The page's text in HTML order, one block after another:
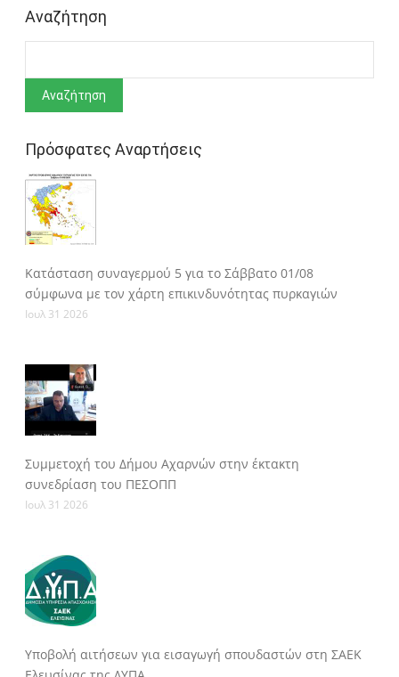
Αναζήτηση
Πρόσφατες Αναρτήσεις
Κατάσταση συναγερμού 5 για το Σάββατο 01/08
σύμφωνα με τον χάρτη επικινδυνότητας πυρκαγιών
Ιουλ 31 2026
Συμμετοχή του Δήμου Αχαρνών στην έκτακτη
συνεδρίαση του ΠΕΣΟΠΠ
Ιουλ 31 2026
Υποβολή αιτήσεων για εισαγωγή σπουδαστών στη ΣΑΕΚ